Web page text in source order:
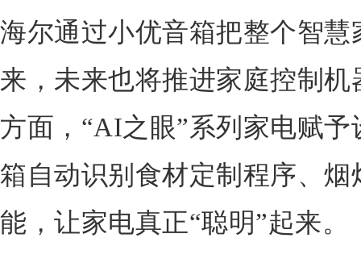
海尔通过小优音箱把整个智
来，未来也将推进家庭控制
方面，“AI之眼”系列家电赋
箱自动识别食材定制程序、
能，让家电真正“聪明”起来。